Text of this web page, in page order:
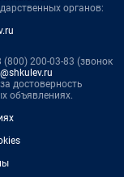
органов:
200-03-83 (звонок
достоверность
объявлениях.